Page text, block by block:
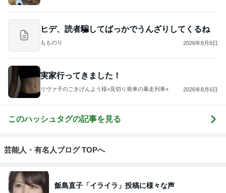
ヒデ、読者騙してばっかでうんざりしてくるね
もものり 2026年8月6日
実家行ってきました！
リヴァ子のごきげんよう様⭐︎見切り発車の暴走列車⭐︎ 2026年8月6日
このハッシュタグの記事を見る
芸能人・有名人ブログ TOPへ
飯島直子「イライラ」投稿に様々な声